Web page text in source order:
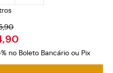
no Boleto Bancário ou Pix